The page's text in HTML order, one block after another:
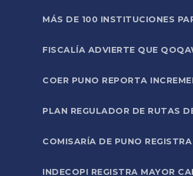
MÁS DE 100 INSTITUCIONES
FISCALÍA ADVIERTE QUE
COER PUNO REPORTA
PLAN REGULADOR DE RUTAS
COMISARÍA DE PUNO
INDECOPI REGISTRA MAYOR